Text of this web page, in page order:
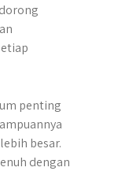
penting
besar.
dengan